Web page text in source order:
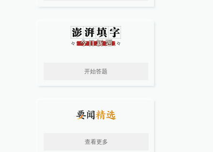
开始答题
查看更多